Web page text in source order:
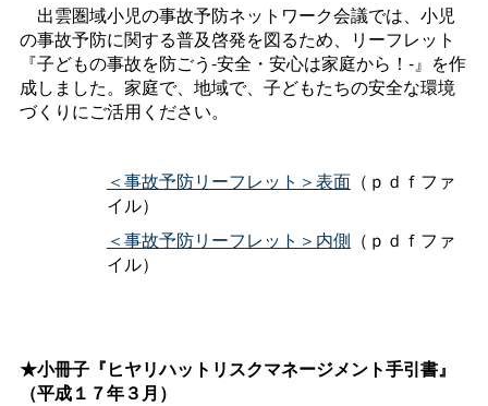
出雲圏域小児の事故予防ネットワーク会議では、小児
の事故予防に関する普及啓発を図るため、リーフレット
『子どもの事故を防ごう-安全・安心は家庭から！-』を作
成しました。家庭で、地域で、子どもたちの安全な環境
づくりにご活用ください。
＜事故予防リーフレット＞表面（ｐｄｆファ
イル）
＜事故予防リーフレット＞内側 （ｐｄｆファ
イル）
★小冊子『ヒヤリハットリスクマネージメント手引書』
（平成１７年３月）